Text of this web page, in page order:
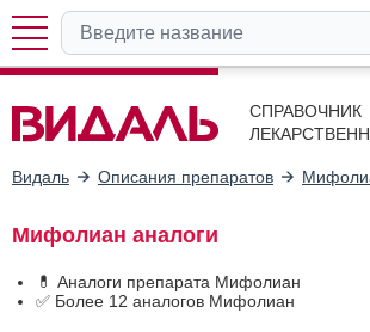
СПРАВОЧНИК
Видаль Описания препаратов
Мифолиан аналоги
💊 Аналоги препарата Мифолиан
✅ Более 12 аналогов Мифолиан